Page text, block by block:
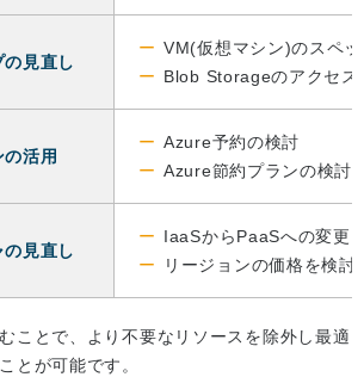
見直し
VM(仮想マシン)のスペ
Blob Storageのアクセス
活用
Azure予約の検討
Azure節約プランの検討
見直し
IaaSからPaaSへの変更
リージョンの価格を検
ことで、より不要なリソースを除外し最適
とが可能です。